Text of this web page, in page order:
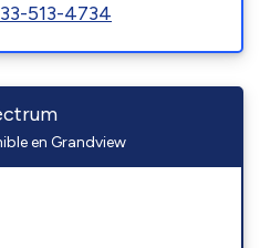
513-4734
en Grandview